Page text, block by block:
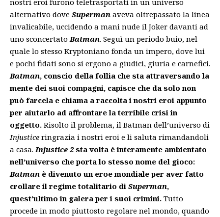
alternativo dove Superman aveva oltrepassato la linea
invalicabile, uccidendo a mani nude il Joker davanti ad
uno sconcertato Batman. Seguì un periodo buio, nel
quale lo stesso Kryptoniano fonda un impero, dove lui
e pochi fidati sono si ergono a giudici, giuria e carnefici.
Batman, conscio della follia che sta attraversando la
mente dei suoi compagni, capisce che da solo non
può farcela e chiama a raccolta i nostri eroi appunto
per aiutarlo ad affrontare la terribile crisi in
oggetto. Risolto il problema, il Batman dell’universo di
Injustice ringrazia i nostri eroi e li saluta rimandandoli
a casa. Injustice 2sta volta è interamente ambientato
nell’universo che porta lo stesso nome del gioco:
Batman è divenuto un eroe mondiale per aver fatto
crollare il regime totalitario di Superman,
quest’ultimo in galera per i suoi crimini. Tutto
procede in modo piuttosto regolare nel mondo, quando